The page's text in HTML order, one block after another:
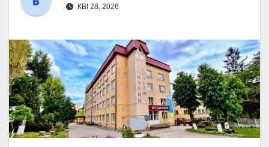
КВІ 28, 2026